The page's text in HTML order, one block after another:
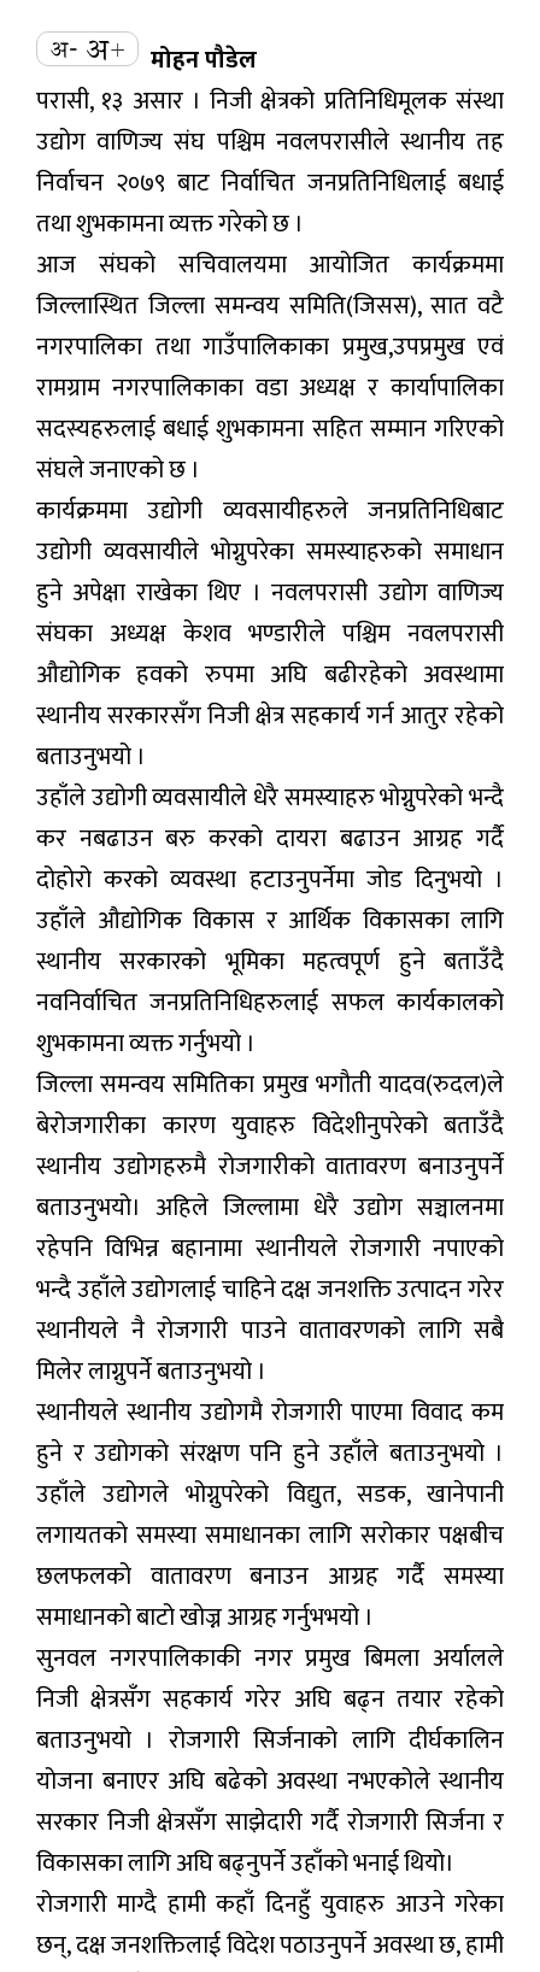
मोहन पौडेल
परासी, १३ असार । निजी क्षेत्रको प्रतिनिधिमूलक संस्था
उद्योग वाणिज्य संघ पश्चिम नवलपरासीले स्थानीय तह
निर्वाचन २०७९ बाट निर्वाचित जनप्रतिनिधिलाई बधाई
तथा शुभकामना व्यक्त गरेको छ ।
आज संघको सचिवालयमा आयोजित कार्यक्रममा
जिल्लास्थित जिल्ला समन्वय समिति(जिसस), सात वटै
नगरपालिका तथा गाउँपालिकाका प्रमुख,उपप्रमुख एवं
रामग्राम नगरपालिकाका वडा अध्यक्ष र कार्यापालिका
सदस्यहरुलाई बधाई शुभकामना सहित सम्मान गरिएको
संघले जनाएको छ ।
कार्यक्रममा उद्योगी व्यवसायीहरुले जनप्रतिनिधिबाट
उद्योगी व्यवसायीले भोग्नुपरेका समस्याहरुको समाधान
हुने अपेक्षा राखेका थिए । नवलपरासी उद्योग वाणिज्य
संघका अध्यक्ष केशव भण्डारीले पश्चिम नवलपरासी
औद्योगिक हवको रुपमा अघि बढीरहेको अवस्थामा
स्थानीय सरकारसँग निजी क्षेत्र सहकार्य गर्न आतुर रहेको
बताउनुभयो ।
उहाँले उद्योगी व्यवसायीले धेरै समस्याहरु भोग्नुपरेको भन्दै
कर नबढाउन बरु करको दायरा बढाउन आग्रह गर्दै
दोहोरो करको व्यवस्था हटाउनुपर्नेमा जोड दिनुभयो ।
उहाँले औद्योगिक विकास र आर्थिक विकासका लागि
स्थानीय सरकारको भूमिका महत्वपूर्ण हुने बताउँदै
नवनिर्वाचित जनप्रतिनिधिहरुलाई सफल कार्यकालको
शुभकामना व्यक्त गर्नुभयो ।
जिल्ला समन्वय समितिका प्रमुख भगौती यादव(रुदल)ले
बेरोजगारीका कारण युवाहरु विदेशीनुपरेको बताउँदै
स्थानीय उद्योगहरुमै रोजगारीको वातावरण बनाउनुपर्ने
बताउनुभयो। अहिले जिल्लामा धेरै उद्योग सञ्चालनमा
रहेपनि विभिन्न बहानामा स्थानीयले रोजगारी नपाएको
भन्दै उहाँले उद्योगलाई चाहिने दक्ष जनशक्ति उत्पादन गरेर
स्थानीयले नै रोजगारी पाउने वातावरणको लागि सबै
मिलेर लाग्नुपर्ने बताउनुभयो ।
स्थानीयले स्थानीय उद्योगमै रोजगारी पाएमा विवाद कम
हुने र उद्योगको संरक्षण पनि हुने उहाँले बताउनुभयो ।
उहाँले उद्योगले भोग्नुपरेको विद्युत, सडक, खानेपानी
लगायतको समस्या समाधानका लागि सरोकार पक्षबीच
छलफलको वातावरण बनाउन आग्रह गर्दै समस्या
समाधानको बाटो खोज्न आग्रह गर्नुभभयो ।
सुनवल नगरपालिकाकी नगर प्रमुख बिमला अर्यालले
निजी क्षेत्रसँग सहकार्य गरेर अघि बढ्न तयार रहेको
बताउनुभयो । रोजगारी सिर्जनाको लागि दीर्घकालिन
योजना बनाएर अघि बढेको अवस्था नभएकोले स्थानीय
सरकार निजी क्षेत्रसँग साझेदारी गर्दै रोजगारी सिर्जना र
विकासका लागि अघि बढ्नुपर्ने उहाँको भनाई थियो।
रोजगारी माग्दै हामी कहाँ दिनहुँ युवाहरु आउने गरेका
छन्, दक्ष जनशक्तिलाई विदेश पठाउनुपर्ने अवस्था छ, हामी